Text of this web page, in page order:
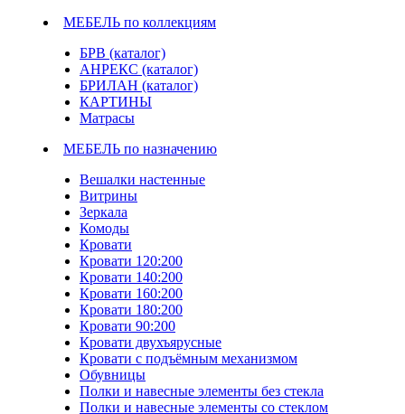
МЕБЕЛЬ по коллекциям
БРВ (каталог)
АНРЕКС (каталог)
БРИЛАН (каталог)
КАРТИНЫ
Матрасы
МЕБЕЛЬ по назначению
Вешалки настенные
Витрины
Зеркала
Комоды
Кровати
Кровати 120:200
Кровати 140:200
Кровати 160:200
Кровати 180:200
Кровати 90:200
Кровати двухъярусные
Кровати с подъёмным механизмом
Обувницы
Полки и навесные элементы без стекла
Полки и навесные элементы со стеклом